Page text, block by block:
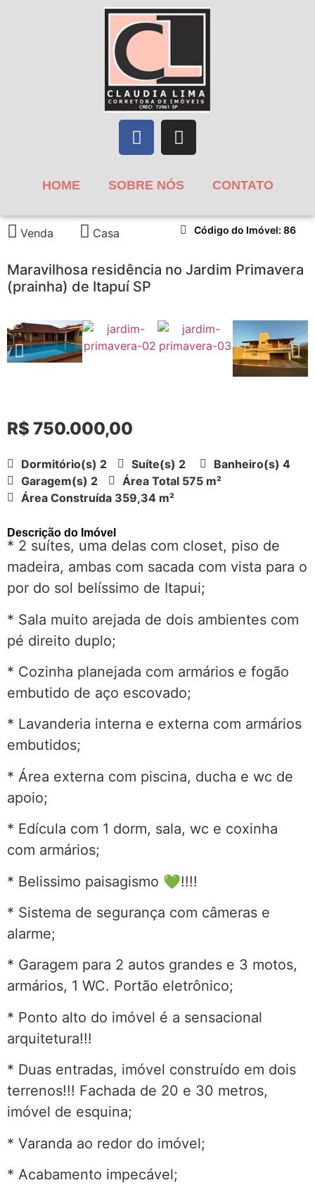
HOME SOBRE NÓS CONTATO
Venda Casa Código do Imóvel: 86
Maravilhosa residência no Jardim Primavera
(prainha) de Itapuí SP
R$ 750.000,00
Dormitório(s) 2 Suíte(s) 2
Banheiro(s) 4
Garagem(s) 2
Área Total 575 m²
Área Construída 359,34 m²
Descrição do Imóvel
* 2 suítes, uma delas com closet, piso de
madeira, ambas com sacada com vista para o
por do sol belíssimo de Itapui;
* Sala muito arejada de dois ambientes com
pé direito duplo;
* Cozinha planejada com armários e fogão
embutido de aço escovado;
* Lavanderia interna e externa com armários
embutidos;
* Área externa com piscina, ducha e wc de
apoio;
* Edícula com 1 dorm, sala, wc e coxinha
com armários;
* Belissimo paisagismo 💚!!!!
* Sistema de segurança com câmeras e
alarme;
* Garagem para 2 autos grandes e 3 motos,
armários, 1 WC. Portão eletrônico;
* Ponto alto do imóvel é a sensacional
arquitetura!!!
* Duas entradas, imóvel construído em dois
terrenos!!! Fachada de 20 e 30 metros,
imóvel de esquina;
* Varanda ao redor do imóvel;
* Acabamento impecável;